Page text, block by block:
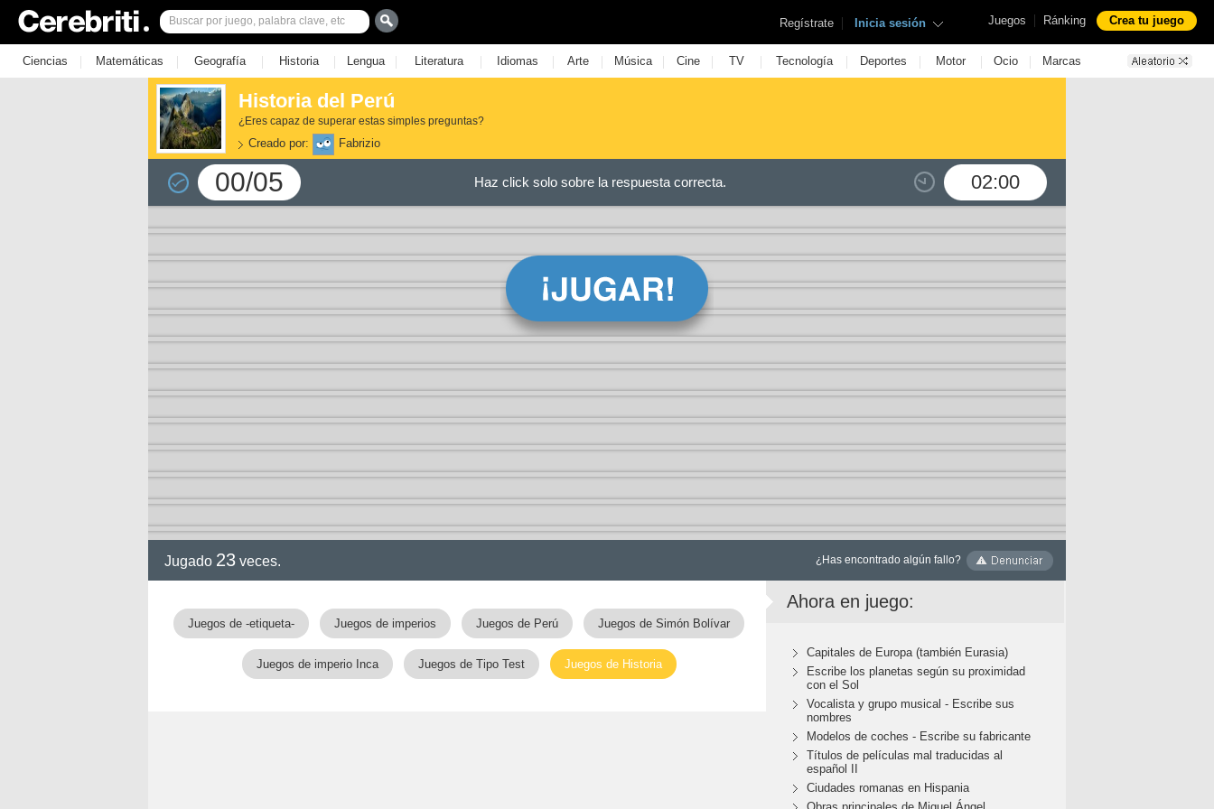
Juegos | Ránking Crea tu juego
Regístrate | Inicia sesión
Ciencias | Matemáticas | Geografía | Historia | Lengua | Literatura | Idiomas | Arte | Música | Cine | TV | Tecnología | Deportes | Motor | Ocio | Marcas
Historia del Perú
¿Eres capaz de superar estas simples preguntas?
Creado por: Fabrizio
00/05 02:00
Haz click solo sobre la respuesta correcta.
Jugado 23 veces. ¿Has encontrado algún fallo?
Juegos de -etiqueta- Juegos de imperios Juegos de Perú Juegos de Simón Bolívar
Juegos de imperio Inca Juegos de Tipo Test Juegos de Historia
Ahora en juego:
Capitales de Europa (también Eurasia)
Escribe los planetas según su proximidad
con el Sol
Vocalista y grupo musical - Escribe sus
nombres
Modelos de coches - Escribe su fabricante
Títulos de películas mal traducidas al
español II
Ciudades romanas en Hispania